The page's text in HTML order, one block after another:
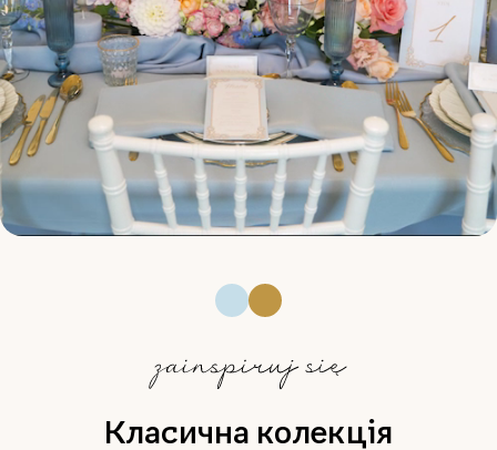
Класична колекція